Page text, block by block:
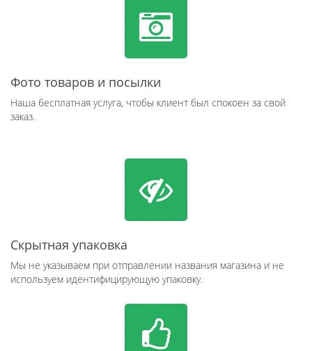
Фото товаров и посылки
Наша бесплатная услуга, чтобы клиент был спокоен за свой
заказ.
Скрытная упаковка
Мы не указываем при отправлении названия магазина и не
используем идентифицирующую упаковку.